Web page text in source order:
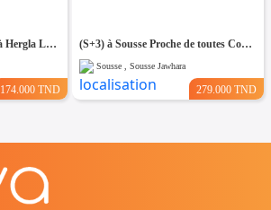
(S+1) Directe Promoteur à Hergla Lotissement AFH
174.000 TND
(S+3) à Sousse Proche de toutes Commodités
Sousse , Sousse Jawhara
279.000 TND